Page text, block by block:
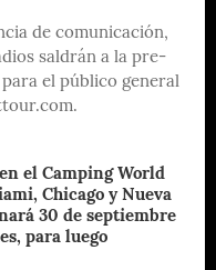
de comunicación,
saldrán a la pre-
el público general
el Camping World
Chicago y Nueva
30 de septiembre
para luego